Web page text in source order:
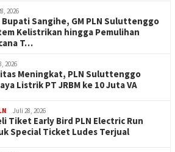
2026
Bupati Sangihe, GM PLN Suluttenggo
Kelistrikan hingga Pemulihan
T…
2026
Meningkat, PLN Suluttenggo
Listrik PT JRBM ke 10 Juta VA
Juli 28, 2026
Tiket Early Bird PLN Electric Run
Special Ticket Ludes Terjual